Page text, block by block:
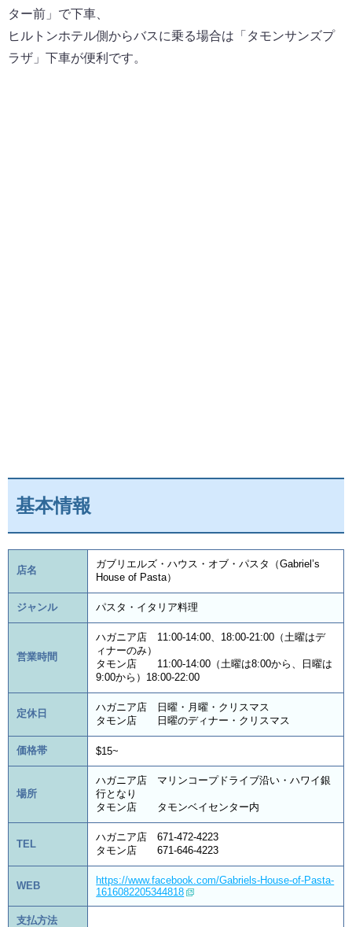
ター前」で下車、
ヒルトンホテル側からバスに乗る場合は「タモンサンズプ
ラザ」下車が便利です。
基本情報
店名
ガブリエルズ・ハウス・オブ・パスタ（Gabriel’s
House of Pasta）
ジャンル パスタ・イタリア料理
営業時間
ハガニア店 11:00-14:00、18:00-21:00（土曜はデ
ィナーのみ）
タモン店 11:00-14:00（土曜は8:00から、日曜は
9:00から）18:00-22:00
定休日
ハガニア店 日曜・月曜・クリスマス
タモン店 日曜のディナー・クリスマス
価格帯 $15~
場所
ハガニア店 マリンコープドライブ沿い・ハワイ銀
行となり
タモン店 タモンベイセンター内
TEL
ハガニア店 671-472-4223
タモン店 671-646-4223
WEB
https://www.facebook.com/Gabriels-House-of-Pasta-
1616082205344818
支払方法